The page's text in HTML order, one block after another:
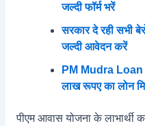
जल्दी फॉर्म भरें
सरकार दे रही सभी
जल्दी आवेदन करें
PM Mudra Loan
लाख रूपए का लोन
पीएम आवास योजना के लाभार्थी